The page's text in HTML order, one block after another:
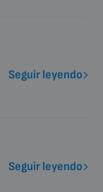
Seguir leyendo
Seguir leyendo